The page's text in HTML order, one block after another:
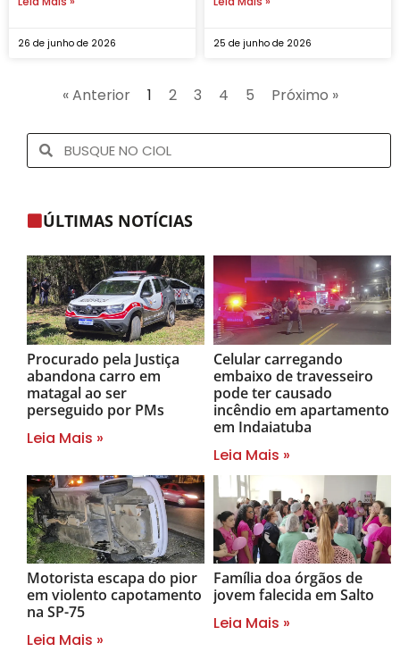
26 de junho de 2026 25 de junho de 2026
« Anterior 1 2 3 4 5 Próximo »
ÚLTIMAS NOTÍCIAS
Procurado pela Justiça
abandona carro em
matagal ao ser
perseguido por PMs
Leia Mais »
Celular carregando
embaixo de travesseiro
pode ter causado
incêndio em apartamento
em Indaiatuba
Leia Mais »
Motorista escapa do pior
em violento capotamento
na SP-75
Leia Mais »
Família doa órgãos de
jovem falecida em Salto
Leia Mais »